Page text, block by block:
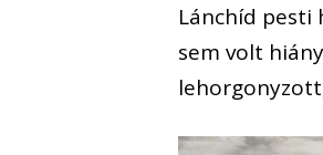
Lánchíd pesti
sem volt